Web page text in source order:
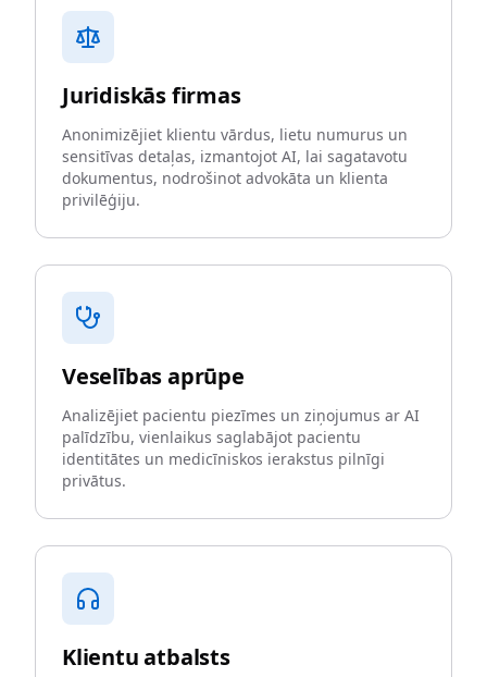
Juridiskās firmas
Anonimizējiet klientu vārdus, lietu numurus un
sensitīvas detaļas, izmantojot AI, lai sagatavotu
dokumentus, nodrošinot advokāta un klienta
privilēģiju.
Veselības aprūpe
Analizējiet pacientu piezīmes un ziņojumus ar AI
palīdzību, vienlaikus saglabājot pacientu
identitātes un medicīniskos ierakstus pilnīgi
privātus.
Klientu atbalsts